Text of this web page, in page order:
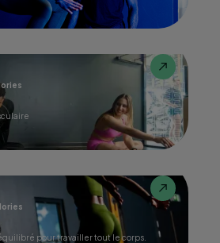
pour travailler tout le corps.